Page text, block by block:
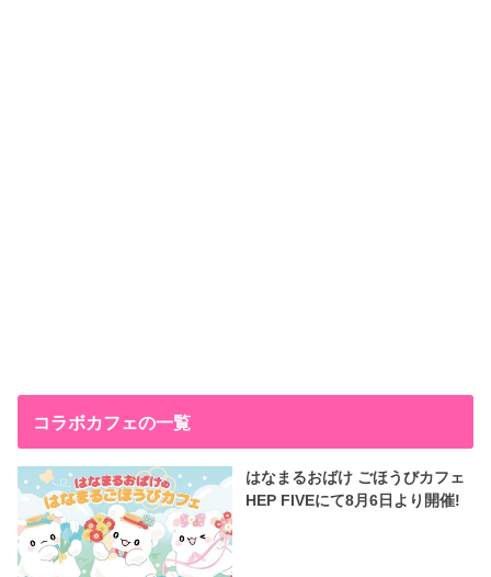
コラボカフェの一覧
はなまるおばけ ごほうびカフェ
HEP FIVEにて8月6日より開催!